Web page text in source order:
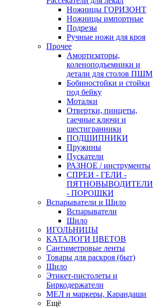
Ножницы ГОРИЗОНТ
Ножницы импортные
Подрезы
Ручные ножи для кроя
Прочее
Амортизаторы,
коленоподъемники и
детали для столов ПШМ
Бобиностойки и стойки
под бейку
Моталки
Отвертки, пинцеты,
гаечные ключи и
шестигранники
ПОДШИПНИКИ
Пружины
Пускатели
РАЗНОЕ / инструменты
СПРЕИ - ГЕЛИ -
ПЯТНОВЫВОДИТЕЛИ
- ПОРОШКИ
Вспарыватели и Шило
Вспарыватели
Шило
ИГОЛЬНИЦЫ
КАТАЛОГИ ЦВЕТОВ
Сантиметровые ленты
Товары для раскроя (быт)
Шило
Этикет-пистолеты и
Биркодержатели
МЕЛ и маркеры, Карандаши
Ещё